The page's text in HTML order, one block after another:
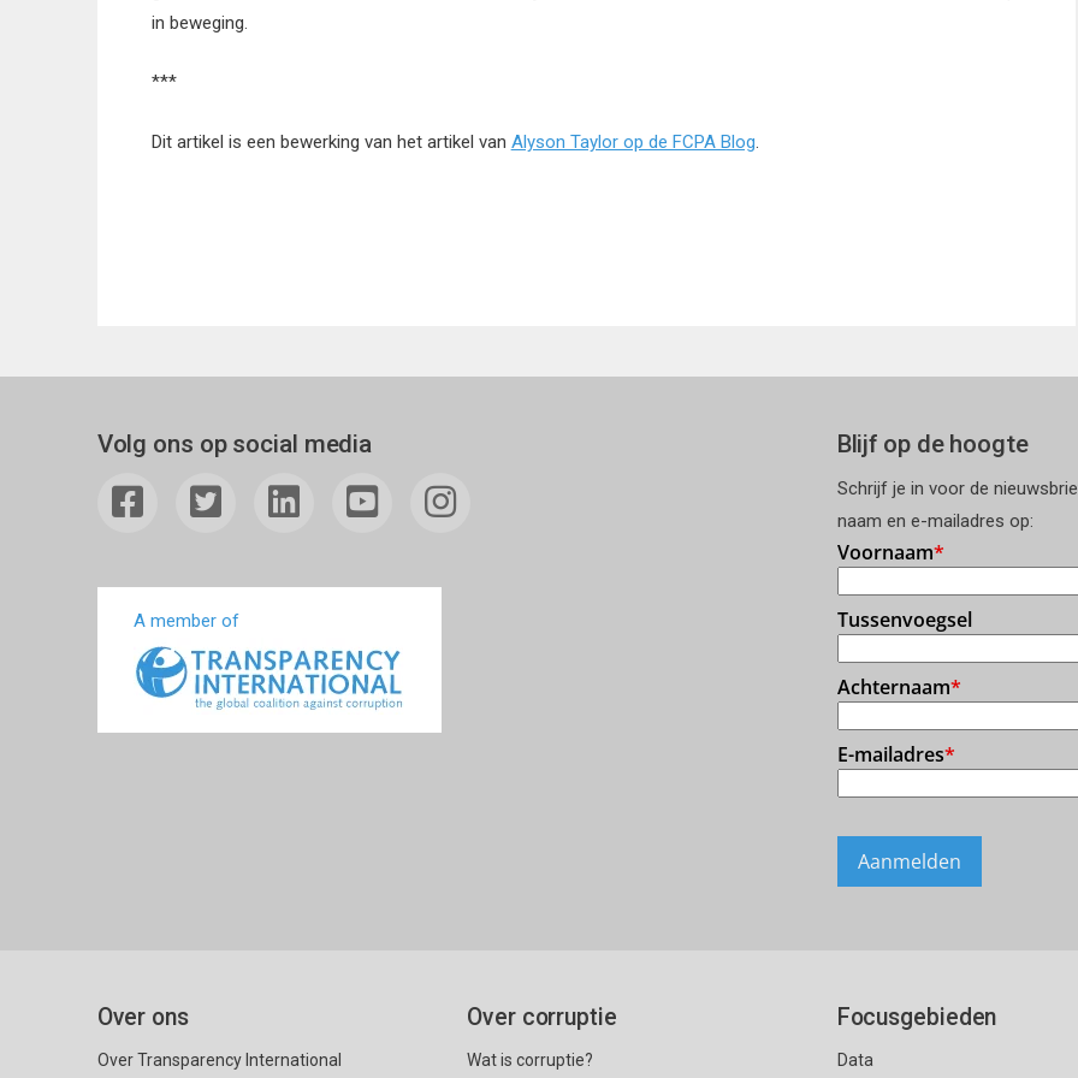
in beweging.
***
Dit artikel is een bewerking van het artikel van Alyson Taylor op de FCPA Blog.
Volg ons op social media
A member of
Blijf op de hoogte
Schrijf je in voor de
naam en e-mailadres op:
Over ons
Over Transparency International
Over corruptie
Wat is corruptie?
Focusgebieden
Data